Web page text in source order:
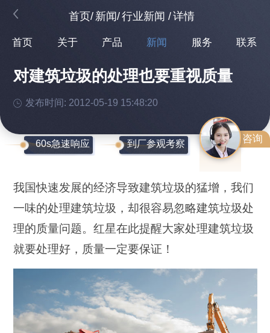
首页/ 新闻/行业新闻 /详情
首页 关于 产品 新闻 服务 联系
对建筑垃圾的处理也要重视质量
发布时间: 2012-05-19 15:48:20
咨询
60s急速响应 到厂参观考察
我国快速发展的经济导致建筑垃圾的猛增，我们
一味的处理建筑垃圾，却很容易忽略建筑垃圾处
理的质量问题。红星在此提醒大家处理建筑垃圾
就要处理好，质量一定要保证！